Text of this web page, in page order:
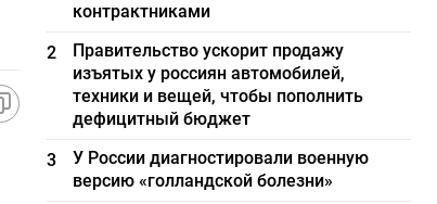
контрактниками
2
Правительство ускорит продажу
изъятых у россиян автомобилей,
техники и вещей, чтобы пополнить
дефицитный бюджет
3
У России диагностировали военную
версию «голландской болезни»